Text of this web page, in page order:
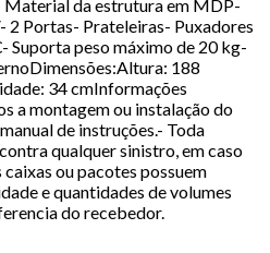
da estrutura em MDP-
2 Portas- Prateleiras- Puxadores
Suporta peso máximo de 20 kg-
188
34 cmInformações
a montagem ou instalação do
de instruções.- Toda
qualquer sinistro, em caso
ou pacotes possuem
e quantidades de volumes
do recebedor.